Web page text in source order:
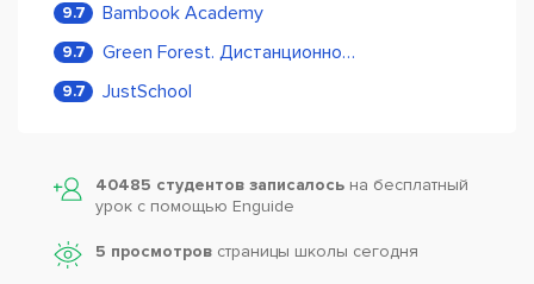
9.7 Bambook Academy
9.7 Green Forest. Дистанционное обучение
9.7 JustSchool
40485 студентов записалось на бесплатный
урок с помощью Enguide
5 просмотров страницы школы сегодня